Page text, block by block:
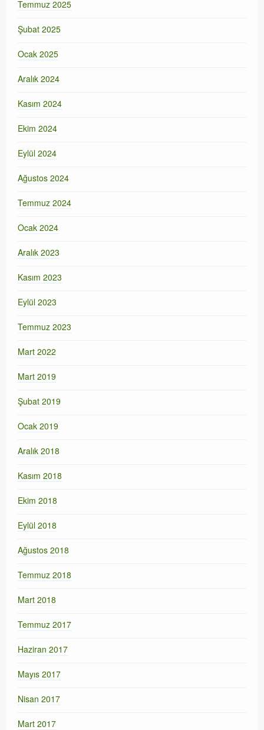
Temmuz 2025
Şubat 2025
Ocak 2025
Aralık 2024
Kasım 2024
Ekim 2024
Eylül 2024
Ağustos 2024
Temmuz 2024
Ocak 2024
Aralık 2023
Kasım 2023
Eylül 2023
Temmuz 2023
Mart 2022
Mart 2019
Şubat 2019
Ocak 2019
Aralık 2018
Kasım 2018
Ekim 2018
Eylül 2018
Ağustos 2018
Temmuz 2018
Mart 2018
Temmuz 2017
Haziran 2017
Mayıs 2017
Nisan 2017
Mart 2017